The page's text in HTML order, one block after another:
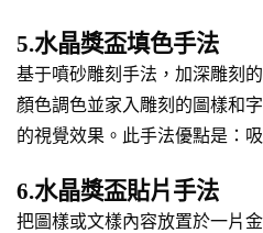
5.水晶獎盃填色手法
基于噴砂雕刻手法，加深雕刻
顏色調色並家入雕刻的圖樣和
的視覺效果。此手法優點是：
6.水晶獎盃貼片手法
把圖樣或文樣內容放置於一片